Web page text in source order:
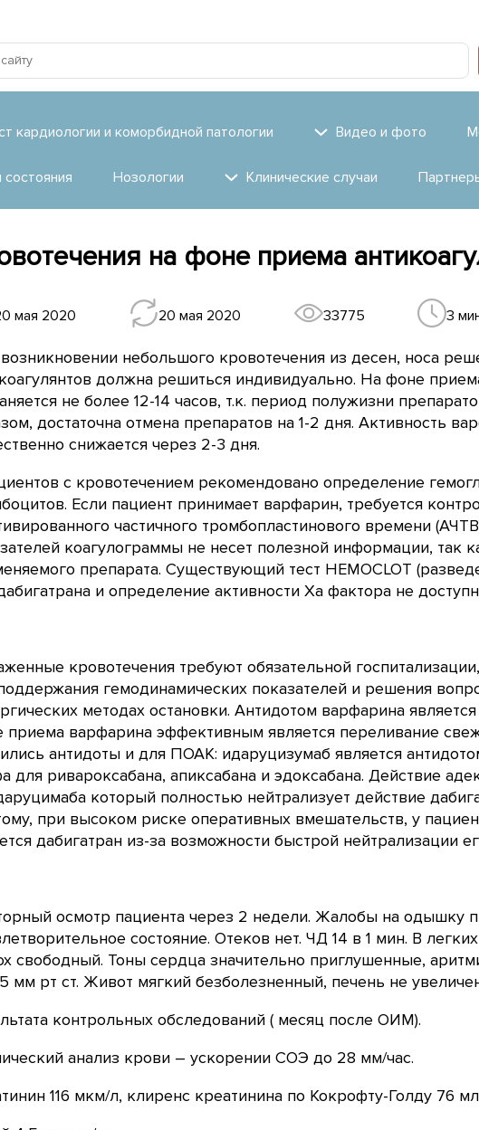
кардиологии и коморбидной патологии Видео и фото
Нозологии Клинические случаи
на фоне приема
мая 2020 20 мая 2020 33775 3
небольшого кровотечения из десен, носа
должна решиться индивидуально. На фоне
не более 12-14 часов, т.к. период полужизни
достаточна отмена препаратов на 1-2 дня. Активность
снижается через 2-3 дня.
с кровотечением рекомендовано определение
Если пациент принимает варфарин, требуется
частичного тромбопластинового времени
коагулограммы не несет полезной информации, так
препарата. Существующий тест HEMOCLOT
и определение активности Ха фактора не
кровотечения требуют обязательной
гемодинамических показателей и решения
методах остановки. Антидотом варфарина
приема варфарина эффективным является переливание
антидоты и для ПОАК: идаруцизумаб является
для ривароксабана, апиксабана и эдоксабана. Действие
который полностью нейтрализует действие
при высоком риске оперативных вмешательств, у
дабигатран из-за возможности быстрой нейтрализации
осмотр пациента через 2 недели. Жалобы на одышку
состояние. Отеков нет. ЧД 14 в 1 мин. В
свободный. Тоны сердца значительно приглушенные,
мм рт ст. Живот мягкий безболезненный, печень не
контрольных обследований ( месяц после ОИМ).
анализ крови – ускорении СОЭ до 28 мм/час.
116 мкм/л, клиренс креатинина по Кокрофту-Голду 76